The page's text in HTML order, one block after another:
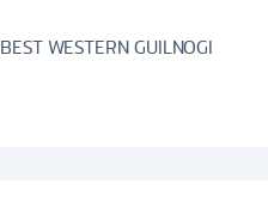
BEST WESTERN GUILNOGI